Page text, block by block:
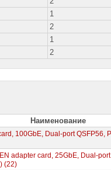
1
2
1
2
Наименование
100GbE, Dual-port QSFP56,
adapter card, 25GbE, Dual-
(22)